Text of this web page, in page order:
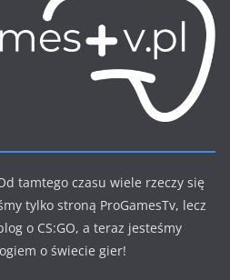
tamtego czasu wiele rzeczy się
tylko stroną ProGamesTv, lecz
o CS:GO, a teraz jesteśmy
o świecie gier!